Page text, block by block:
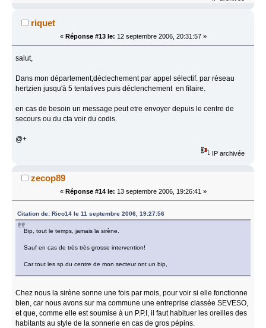
riquet
« Réponse #13 le: 12 septembre 2006, 20:31:57 »
salut,
Dans mon département;déclechement par appel sélectif. par réseau
hertzien jusqu'à 5 tentatives puis déclenchement en filaire.
en cas de besoin un message peut etre envoyer depuis le centre de
secours ou du cta voir du codis.
@+
IP archivée
zecop89
« Réponse #14 le: 13 septembre 2006, 19:26:41 »
Citation de: Rico14 le 11 septembre 2006, 19:27:56
Bip, tout le temps, jamais la sirène.
Sauf en cas de très très grosse intervention!
Car tout les sp du centre de mon secteur ont un bip,
Chez nous la sirène sonne une fois par mois, pour voir si elle fonctionne
bien, car nous avons sur ma commune une entreprise classée SEVESO,
et que, comme elle est soumise à un P.P.I, il faut habituer les oreilles des
habitants au style de la sonnerie en cas de gros pépins.